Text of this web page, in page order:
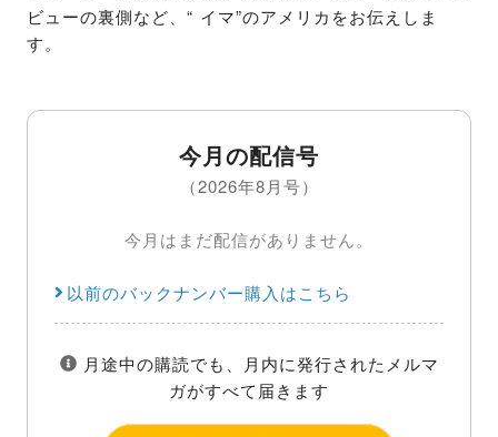
ビューの裏側など、“ イマ”のアメリカをお伝えしま
す。
今月の配信号
（2026年8月号）
今月はまだ配信がありません。
以前のバックナンバー購入はこちら
月途中の購読でも、月内に発行されたメルマ
ガがすべて届きます